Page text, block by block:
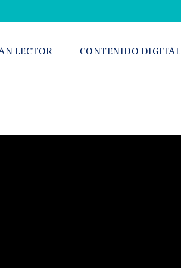
LECTOR CONTENIDO DIGITAL